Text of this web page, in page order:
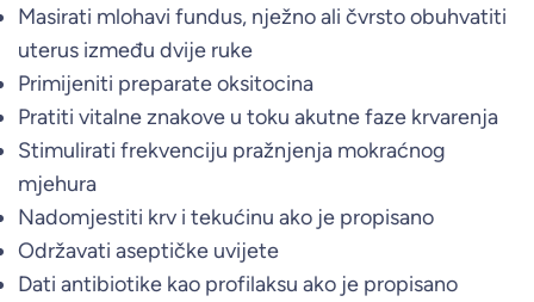
Masirati mlohavi fundus, nježno ali čvrsto obuhvatiti
uterus između dvije ruke
Primijeniti preparate oksitocina
Pratiti vitalne znakove u toku akutne faze krvarenja
Stimulirati frekvenciju pražnjenja mokraćnog
mjehura
Nadomjestiti krv i tekućinu ako je propisano
Održavati aseptičke uvijete
Dati antibiotike kao profilaksu ako je propisano